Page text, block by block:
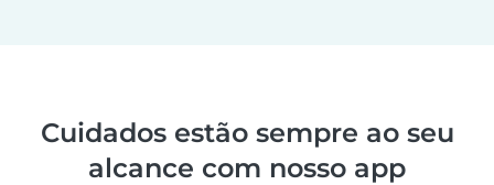
Cuidados estão sempre ao seu
alcance com nosso app